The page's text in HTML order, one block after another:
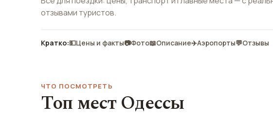
отзывами туристов.
Кратко:💵Цены и факты📷Фото📖Описание✈️Аэропорты💬Отзывы
ЧТО ПОСМОТРЕТЬ
Топ мест Одессы